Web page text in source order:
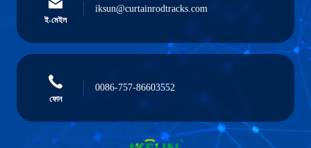
ই-মেইল
iksun@curtainrodtracks.com
ফোন
0086-757-86603552